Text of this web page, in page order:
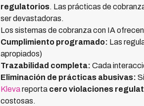
regulatorios. Las prácticas de
ser devastadoras.
Los sistemas de cobranza con IA
Cumplimiento programado: Las
apropiados)
Trazabilidad completa: Cada
Eliminación de prácticas abusivas:
Klevareporta cero violaciones
costosas.